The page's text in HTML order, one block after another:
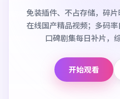
免装插件、不占存储，碎
在线国产精品视频；多码
口碑剧集每日补片，
开始观看